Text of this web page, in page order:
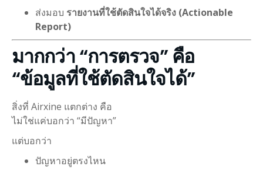
ส่งมอบ รายงานที่ใช้ตัดสินใจได้จริง (Actionable
Report)
มากกว่า “การตรวจ” คือ
“ข้อมูลที่ใช้ตัดสินใจได้”
สิ่งที่ Airxine แตกต่าง คือ
ไม่ใช่แค่บอกว่า “มีปัญหา”
แต่บอกว่า
ปัญหาอยู่ตรงไหน